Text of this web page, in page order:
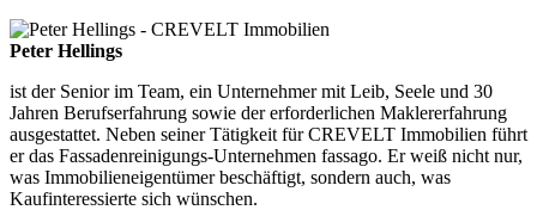
Peter Hellings
ist der Senior im Team, ein Unternehmer mit Leib, Seele und 30
Jahren Berufserfahrung sowie der erforderlichen Maklererfahrung
ausgestattet. Neben seiner Tätigkeit für CREVELT Immobilien führt
er das Fassadenreinigungs-Unternehmen fassago. Er weiß nicht nur,
was Immobilieneigentümer beschäftigt, sondern auch, was
Kaufinteressierte sich wünschen.